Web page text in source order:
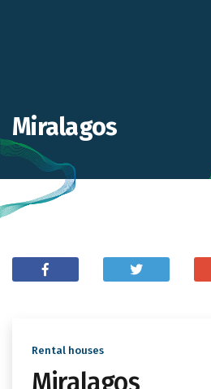
Miralagos
Rental houses
Miralagos